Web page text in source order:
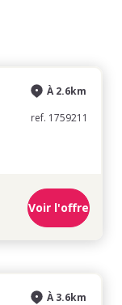
À 2.6km
ref. 1759211
Voir l'offre
À 3.6km